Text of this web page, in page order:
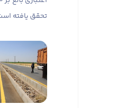
تحقق یافته